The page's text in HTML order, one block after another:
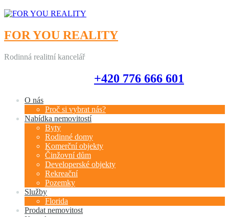
FOR YOU REALITY
Rodinná realitní kancelář
+420 776 666 601
O nás
Proč si vybrat nás?
Nabídka nemovitostí
Byty
Rodinné domy
Komerční objekty
Činžovní dům
Developerské objekty
Rekreační
Pozemky
Služby
Florida
Prodat nemovitost